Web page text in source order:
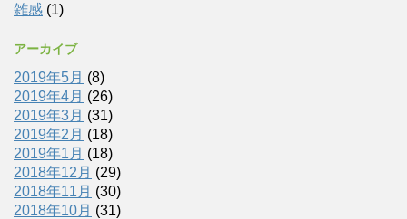
雑感 (1)
アーカイブ
2019年5月 (8)
2019年4月 (26)
2019年3月 (31)
2019年2月 (18)
2019年1月 (18)
2018年12月 (29)
2018年11月 (30)
2018年10月 (31)